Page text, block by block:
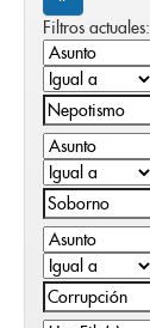
Filtros actuales: